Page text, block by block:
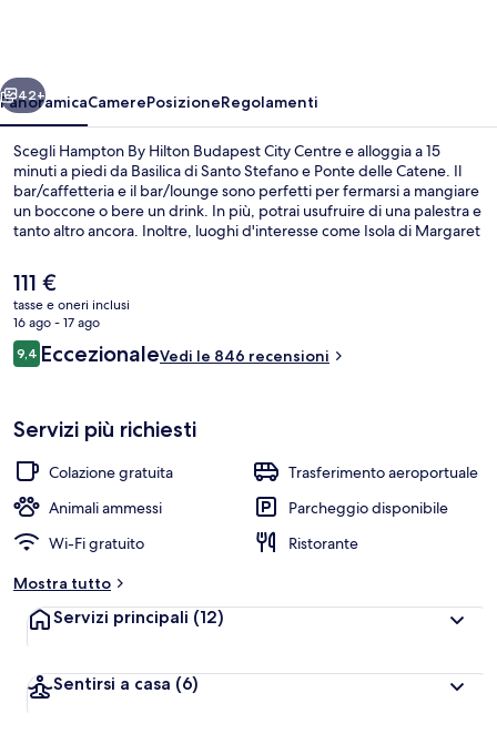
Centre
Avanti
42+
PanoramicaCamerePosizioneRegolamenti
Scegli Hampton By Hilton Budapest City Centre e alloggia a 15
minuti a piedi da Basilica di Santo Stefano e Ponte delle Catene. Il
bar/caffetteria e il bar/lounge sono perfetti per fermarsi a mangiare
un boccone o bere un drink. In più, potrai usufruire di una palestra e
tanto altro ancora. Inoltre, luoghi d'interesse come Isola di Margaret
viaggiatori lodano il personale gentile e la colazione. La struttura è a
pochi passi da Stazione di Arany Janos Street, mentre Stazione di
Opera si trova a 5 min a piedi.
Il
prezzo
attuale
è
111 €
111 €
tasse e oneri inclusi
16 ago - 17 ago
Recensioni
9,49,4 su 10
EccezionaleVedi le 846 recensioni
Servizi più richiesti
Colazione gratuita
Trasferimento aeroportuale
Animali ammessi
Parcheggio disponibile
Wi-Fi gratuito
Ristorante
Mostra tutto
Servizi principali (12)
Sentirsi a casa (6)